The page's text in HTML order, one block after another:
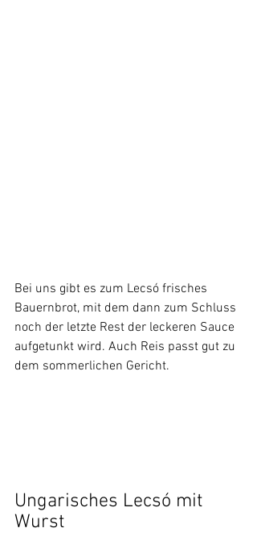
Bei uns gibt es zum Lecsó frisches
Bauernbrot, mit dem dann zum Schluss
noch der letzte Rest der leckeren Sauce
aufgetunkt wird. Auch Reis passt gut zu
dem sommerlichen Gericht.
Ungarisches Lecsó mit
Wurst